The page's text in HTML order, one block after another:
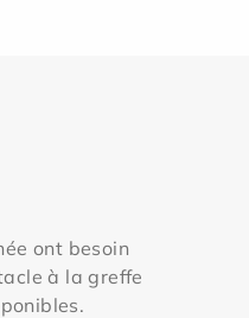
ont besoin
à la greffe